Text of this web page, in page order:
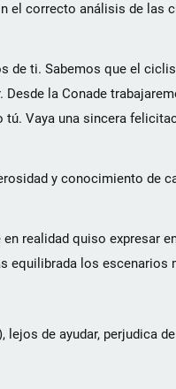
correcto análisis de las
ti. Sabemos que el
la Conade
Vaya una sincera
y conocimiento de
realidad quiso expresar
equilibrada los
de ayudar, perjudica